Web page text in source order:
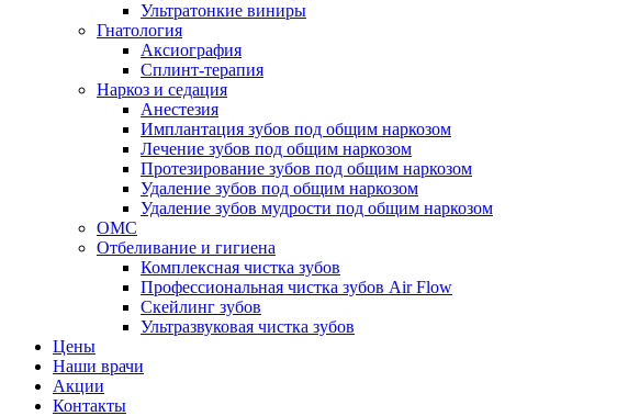
Ультратонкие виниры
Гнатология
Аксиография
Сплинт-терапия
Наркоз и седация
Анестезия
Имплантация зубов под общим наркозом
Лечение зубов под общим наркозом
Протезирование зубов под общим наркозом
Удаление зубов под общим наркозом
Удаление зубов мудрости под общим наркозом
ОМС
Отбеливание и гигиена
Комплексная чистка зубов
Профессиональная чистка зубов Air Flow
Скейлинг зубов
Ультразвуковая чистка зубов
Цены
Наши врачи
Акции
Контакты